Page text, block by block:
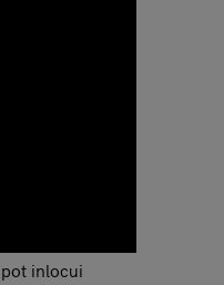
inlocui